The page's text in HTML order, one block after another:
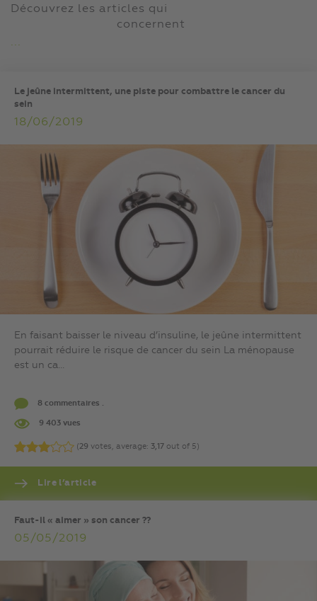
Découvrez les articles qui
concernent
...
Le jeûne intermittent, une piste pour combattre le cancer du
sein
18/06/2019
En faisant baisser le niveau d’insuline, le jeûne intermittent
pourrait réduire le risque de cancer du sein La ménopause
est un ca...
8 commentaires .
9 403 vues
(29 votes, average: 3,17 out of 5)
Lire l’article
Faut-il « aimer » son cancer ??
05/05/2019